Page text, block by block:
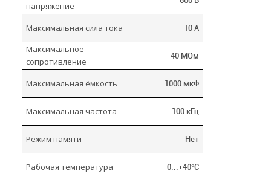
напряжение
Максимальная сила тока
10 А
Максимальное
сопротивление
40 МОм
Максимальная ёмкость 1000 мкФ
Максимальная частота 100 кГц
Режим памяти Нет
Рабочая температура 0...+40°C